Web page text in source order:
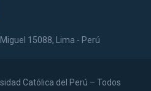
15088, Lima - Perú
Católica del Perú – Todos